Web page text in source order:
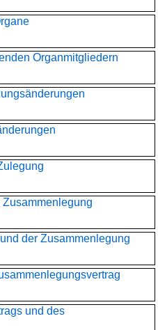
Organmitgliedern
der Zusammenlegung
und des